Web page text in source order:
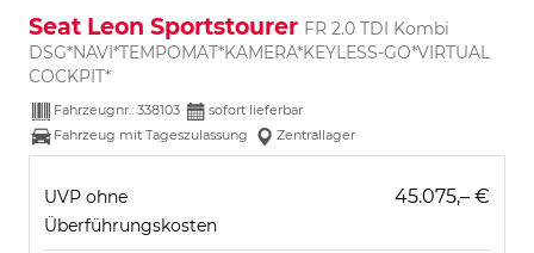
Seat Leon Sportstourer FR 2.0 TDI Kombi
DSG*NAVI*TEMPOMAT*KAMERA*KEYLESS-GO*VIRTUAL
COCKPIT*
Fahrzeugnr.: 338103
sofort lieferbar
Fahrzeug mit Tageszulassung
Zentrallager
UVP ohne
Überführungskosten
45.075,– €